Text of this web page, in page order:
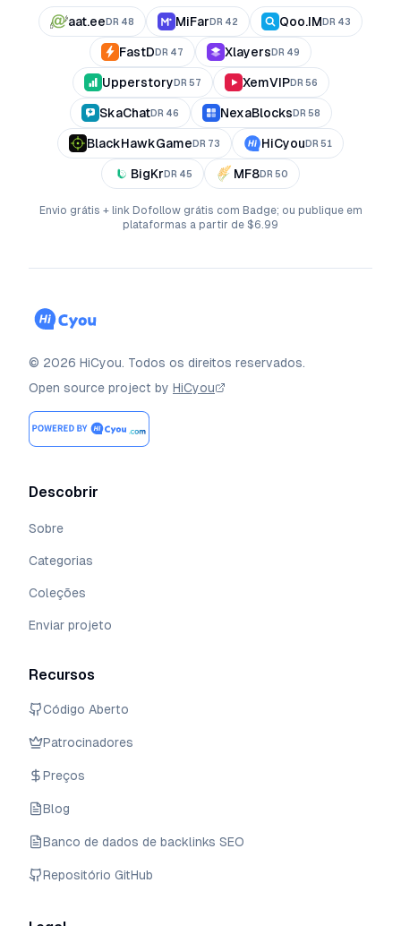
aat.ee DR 48 MiFar DR 42 Qoo.IM DR 43
FastD DR 47 Xlayers DR 49
Upperstory DR 57 XemVIPDR 56
SkaChatDR 46 NexaBlocks DR 58
BlackHawkGame DR 73 HiCyou DR 51
BigKr DR 45 MF8DR 50
Envio grátis + link Dofollow grátis com Badge; ou publique em
plataformas a partir de $6.99
© 2026 HiCyou. Todos os direitos reservados.
Open source project by HiCyou
Descobrir
Sobre
Categorias
Coleções
Enviar projeto
Recursos
Código Aberto
Patrocinadores
Preços
Blog
Banco de dados de backlinks SEO
Repositório GitHub